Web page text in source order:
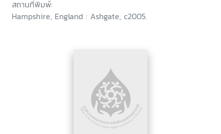
สถานที่พิมพ์:
Hampshire, England : Ashgate, c2005.